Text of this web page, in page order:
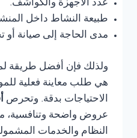
عدد الأجهزة والكواشف.
طبيعة النشاط داخل
مدى الحاجة إلى صيانة أو
ولذلك فإن أفضل طريقة
هي طلب معاينة فعلية
الاحتياجات بدقة. وتحرص
عروض واضحة وتنافسية،
النظام والخدمات